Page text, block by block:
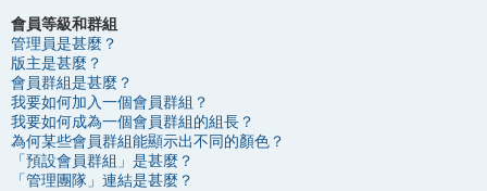
會員等級和群組
管理員是甚麼？
版主是甚麼？
會員群組是甚麼？
我要如何加入一個會員群組？
我要如何成為一個會員群組的組長？
為何某些會員群組能顯示出不同的顏色？
「預設會員群組」是甚麼？
「管理團隊」連結是甚麼？